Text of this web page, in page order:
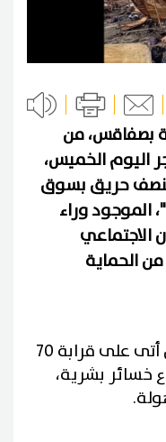
بصفاقس، من
اليوم الخميس،
حريق بسوق
الموجود وراء
الاجتماعي
الحماية
وأوضح المصدر ذاته، بأن الحريق أتى على قرابة 70
خسائر بشرية،